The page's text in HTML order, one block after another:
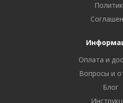
Оплата и
Вопросы и
Блог